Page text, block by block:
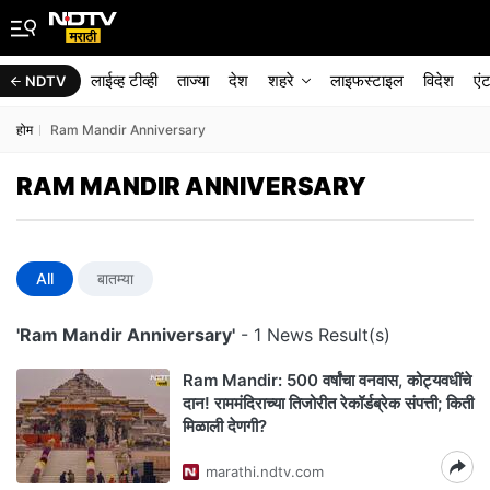
NDTV लाईव्ह टीव्ही ताज्या देश शहरे लाइफस्टाइल विदेश
होम Ram Mandir Anniversary
RAM MANDIR ANNIVERSARY
All बातम्या
'Ram Mandir Anniversary' - 1 News Result(s)
Ram Mandir: 500 वर्षांचा वनवास, कोट्यवधींचे
दान! राममंदिराच्या तिजोरीत रेकॉर्डब्रेक संपत्ती; किती
मिळाली देणगी?
marathi.ndtv.com